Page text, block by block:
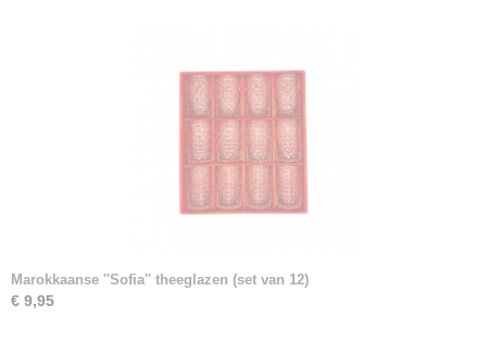
Marokkaanse ''Sofia'' theeglazen (set van 12)
€ 9,95